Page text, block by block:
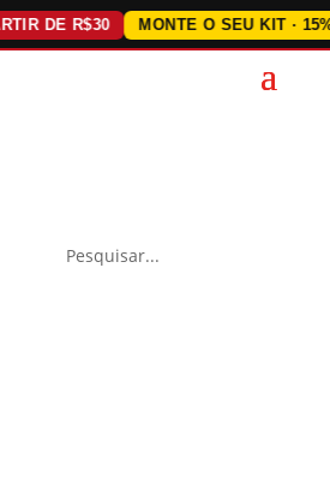
R$30 MONTE O SEU KIT · 15% OFF